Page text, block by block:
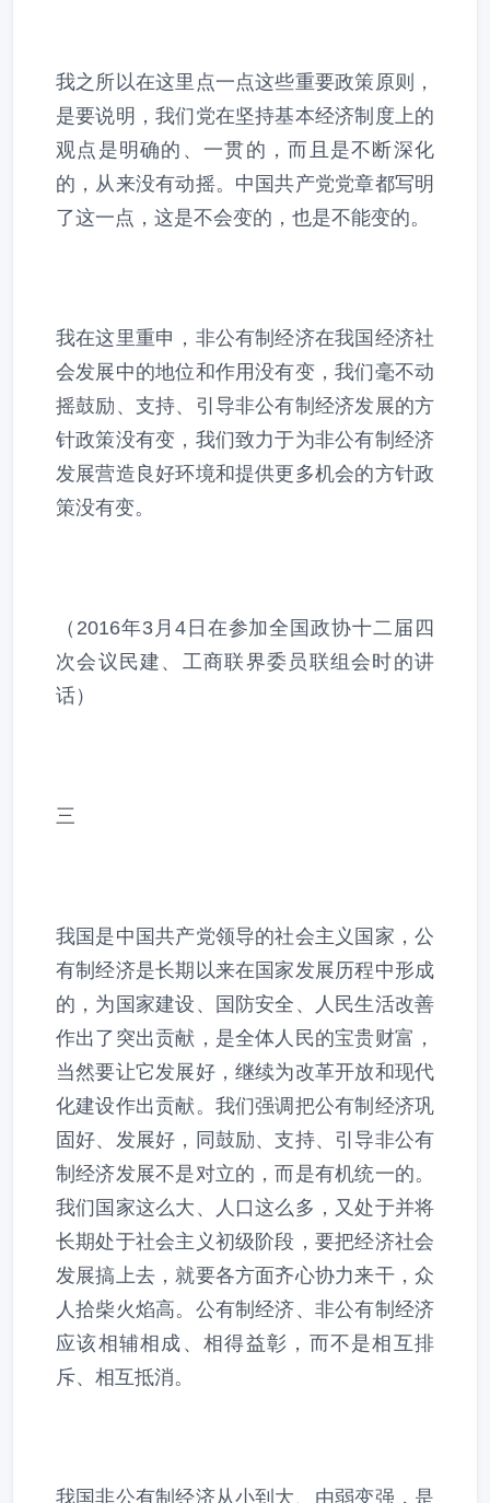
我之所以在这里点一点这些重要政策原则，
是要说明，我们党在坚持基本经济制度上的
观点是明确的、一贯的，而且是不断深化
的，从来没有动摇。中国共产党党章都写明
了这一点，这是不会变的，也是不能变的。
我在这里重申，非公有制经济在我国经济社
会发展中的地位和作用没有变，我们毫不动
摇鼓励、支持、引导非公有制经济发展的方
针政策没有变，我们致力于为非公有制经济
发展营造良好环境和提供更多机会的方针政
策没有变。
（2016年3月4日在参加全国政协十二届四
次会议民建、工商联界委员联组会时的讲
话）
三
我国是中国共产党领导的社会主义国家，公
有制经济是长期以来在国家发展历程中形成
的，为国家建设、国防安全、人民生活改善
作出了突出贡献，是全体人民的宝贵财富，
当然要让它发展好，继续为改革开放和现代
化建设作出贡献。我们强调把公有制经济巩
固好、发展好，同鼓励、支持、引导非公有
制经济发展不是对立的，而是有机统一的。
我们国家这么大、人口这么多，又处于并将
长期处于社会主义初级阶段，要把经济社会
发展搞上去，就要各方面齐心协力来干，众
人拾柴火焰高。公有制经济、非公有制经济
应该相辅相成、相得益彰，而不是相互排
斥、相互抵消。
我国非公有制经济从小到大、由弱变强，是